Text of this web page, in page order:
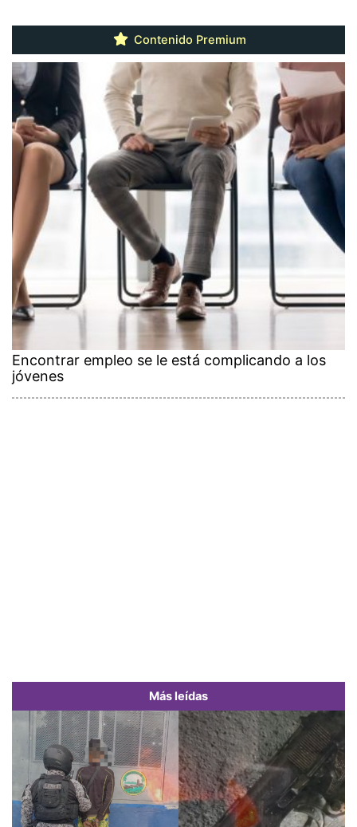
Contenido Premium
Encontrar empleo se le está complicando a los
jóvenes
Más leídas